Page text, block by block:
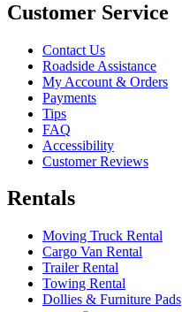
Customer Service
Contact Us
Roadside Assistance
My Account & Orders
Payments
Tips
FAQ
Accessibility
Customer Reviews
Rentals
Moving Truck Rental
Cargo Van Rental
Trailer Rental
Towing Rental
Dollies & Furniture Pads